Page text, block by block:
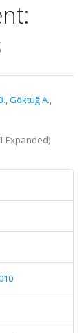
,Göktuğ A.,
Expanded)